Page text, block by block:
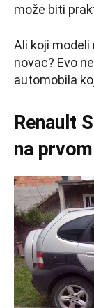
može biti
Ali koji modeli
novac? Evo
automobila
Renault
na